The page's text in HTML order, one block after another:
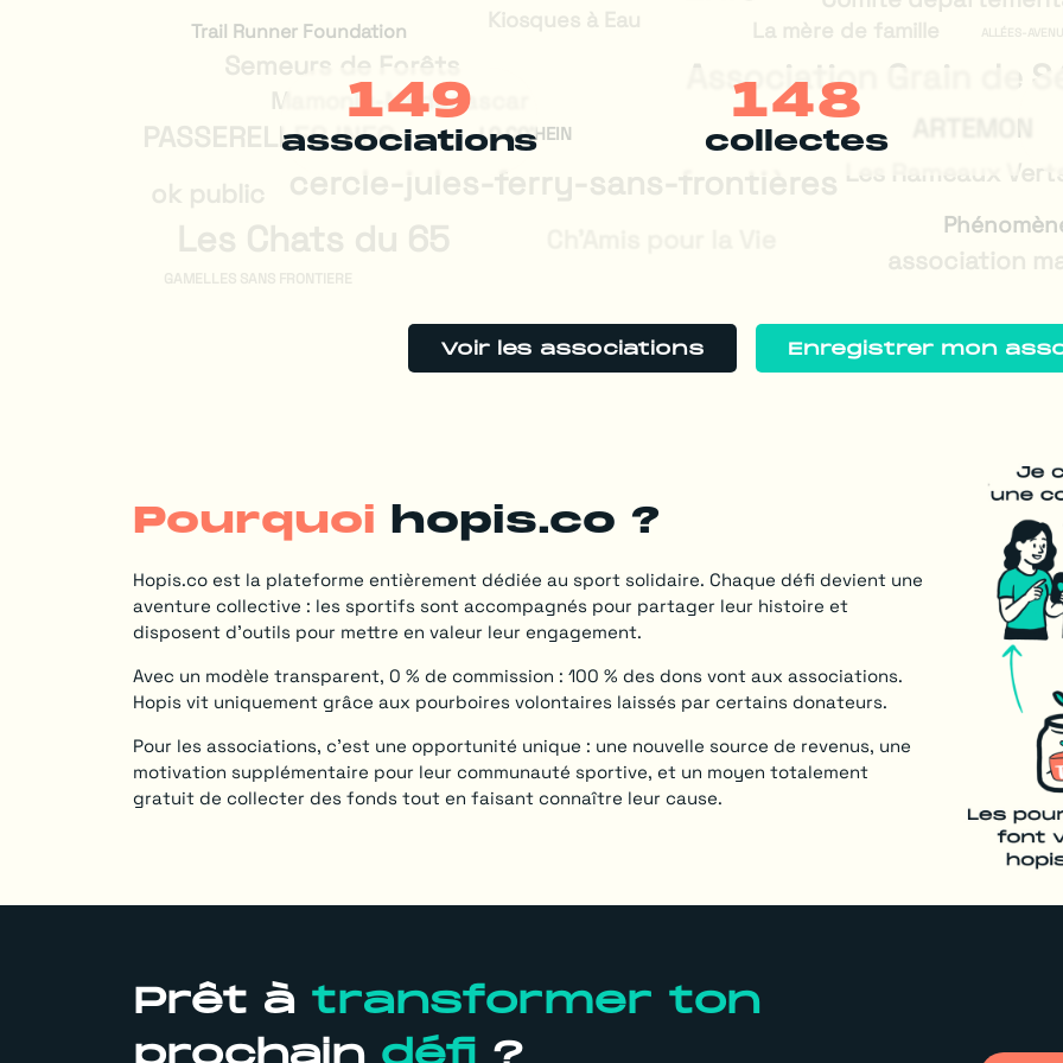
149
associations
148
collectes ARTEMON
La mère de famille
cercle-jules-ferry-sans-frontières
Association Grain de
Mamonjy-Madagascar
Blutopia
Les Chats du 65
PASSERELLES.INFO
Kiosques à Eau
LO CO'HEIN
Les Rameaux
association
ALLÉES-
Semeurs de Forêts
ok public
GAMELLES SANS FRONTIERE
Voir les associations Enregistrer mon
Pourquoi hopis.co ?
Hopis.co est la plateforme entièrement dédiée au sport solidaire. Chaque défi devient une
aventure collective : les sportifs sont accompagnés pour partager leur histoire et
disposent d’outils pour mettre en valeur leur engagement.
Avec un modèle transparent, 0 % de commission : 100 % des dons vont aux associations.
Hopis vit uniquement grâce aux pourboires volontaires laissés par certains donateurs.
Pour les associations, c’est une opportunité unique : une nouvelle source de revenus, une
motivation supplémentaire pour leur communauté sportive, et un moyen totalement
gratuit de collecter des fonds tout en faisant connaître leur cause.
Prêt à transformer ton